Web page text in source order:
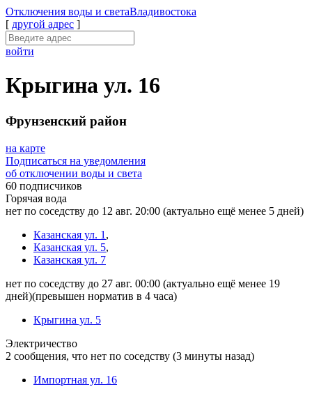
Отключения воды и светаВладивостока
[ другой адрес ]
войти
Крыгина ул. 16
Фрунзенский район
на карте
Подписаться на уведомления
об отключении воды и света
60 подписчиков
Горячая вода
нет по соседству до 12 авг. 20:00 (актуально ещё менее 5 дней)
Казанская ул. 1 ,
Казанская ул. 5,
Казанская ул. 7
нет по соседству до 27 авг. 00:00 (актуально ещё менее 19
дней)(превышен норматив в 4 часа)
Крыгина ул. 5
Электричество
2 сообщения, что нет по соседству (3 минуты назад)
Импортная ул. 16